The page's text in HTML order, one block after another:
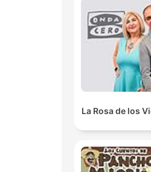
La Rosa de los